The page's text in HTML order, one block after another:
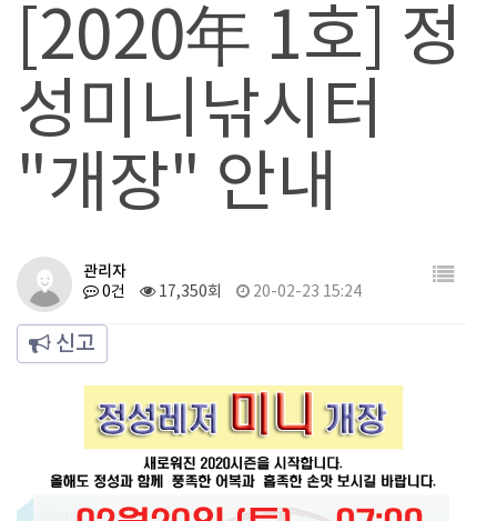
[2020年 1호] 정
성미니낚시터
"개장" 안내
관리자
0건 17,350회 20-02-23 15:24
신고